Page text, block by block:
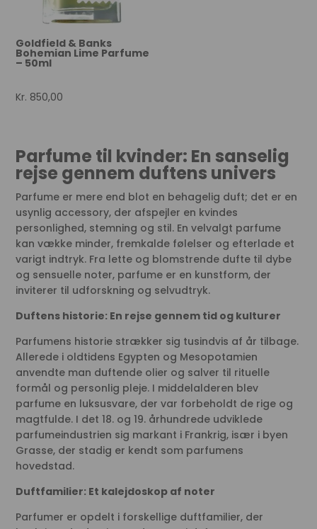
Goldfield & Banks
Bohemian Lime Parfume
– 50ml
Kr. 850,00
Parfume til kvinder: En sanselig
rejse gennem duftens univers
Parfume er mere end blot en behagelig duft; det er en
usynlig accessory, der afspejler en kvindes
personlighed, stemning og stil. En velvalgt parfume
kan vække minder, fremkalde følelser og efterlade et
varigt indtryk. Fra lette og blomstrende dufte til dybe
og sensuelle noter, parfume er en kunstform, der
inviterer til udforskning og selvudtryk.
Duftens historie: En rejse gennem tid og kulturer
Parfumens historie strækker sig tusindvis af år tilbage.
Allerede i oldtidens Egypten og Mesopotamien
anvendte man duftende olier og salver til rituelle
formål og personlig pleje. I middelalderen blev
parfume en luksusvare, der var forbeholdt de rige og
magtfulde. I det 18. og 19. århundrede udviklede
parfumeindustrien sig markant i Frankrig, især i byen
Grasse, der stadig er kendt som parfumens
hovedstad.
Duftfamilier: Et kalejdoskop af noter
Parfumer er opdelt i forskellige duftfamilier, der